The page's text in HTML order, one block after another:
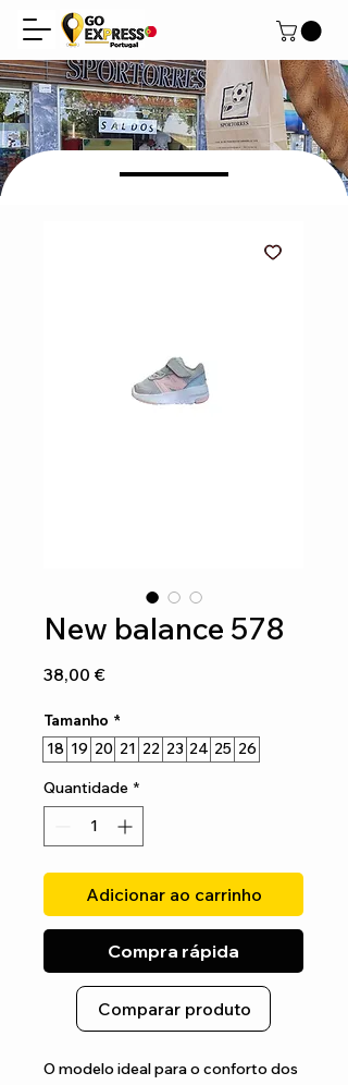
New balance 578
38,00 €Preço
Tamanho *
18 19 20 21 22 23 24 25 26
Quantidade *
Adicionar ao carrinho
Compra rápida
Comparar produto
O modelo ideal para o conforto dos